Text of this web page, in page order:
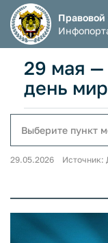
Правовой
29 мая
день
Выберите пункт
29.05.2026 Источник: